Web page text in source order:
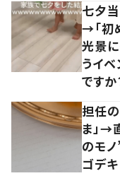
七夕
→「初
光景
うイベ
ですか
担任
ま」→
のモノ
ゴデキ